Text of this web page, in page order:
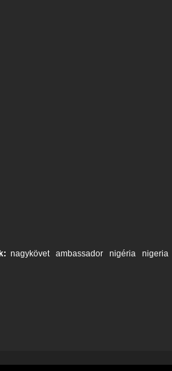
nagykövet ambassador nigéria nigeria